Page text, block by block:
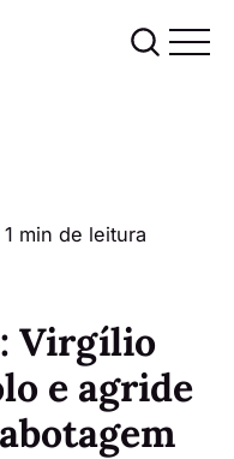
1 min de leitura
Virgílio
e agride